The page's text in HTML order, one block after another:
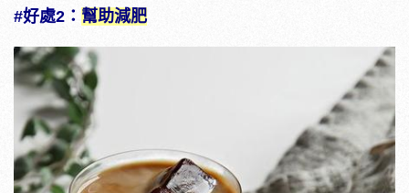
#好處2： 幫助減肥